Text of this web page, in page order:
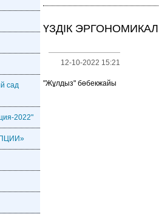
сад
2022"
ҮЗДІК
12-10-2022 15:21
"Жұлдыз" бөбекжайы